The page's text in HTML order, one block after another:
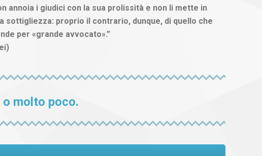
annoia i giudici con la sua prolissità e non li mette in
sottigliezza: proprio il contrario, dunque, di quello che
per «grande avvocato».”
o molto poco.